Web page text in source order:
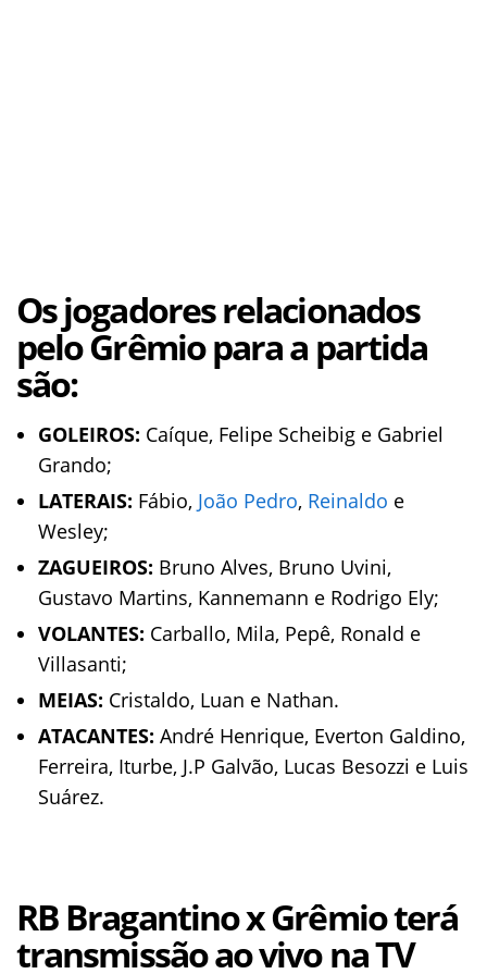
Os jogadores relacionados
pelo Grêmio para a partida
são:
GOLEIROS: Caíque, Felipe Scheibig e Gabriel
Grando;
LATERAIS: Fábio, João Pedro, Reinaldo e
Wesley;
ZAGUEIROS: Bruno Alves, Bruno Uvini,
Gustavo Martins, Kannemann e Rodrigo Ely;
VOLANTES: Carballo, Mila, Pepê, Ronald e
Villasanti;
MEIAS: Cristaldo, Luan e Nathan.
ATACANTES: André Henrique, Everton Galdino,
Ferreira, Iturbe, J.P Galvão, Lucas Besozzi e Luis
Suárez.
RB Bragantino x Grêmio terá
transmissão ao vivo na TV